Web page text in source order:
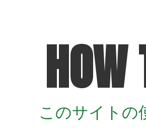
HOW
このサイトの